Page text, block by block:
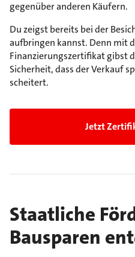
gegenüber anderen Käufern.
Du zeigst bereits bei der
aufbringen kannst. Denn mit
Finanzierungszertifikat gibst
Sicherheit, dass der Verkauf
scheitert.
Jetzt
Staatliche
Bausparen